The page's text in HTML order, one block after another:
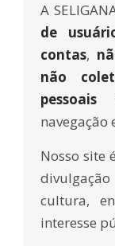
A
de
contas,
não
navegação
Nosso site
cultura,
interesse